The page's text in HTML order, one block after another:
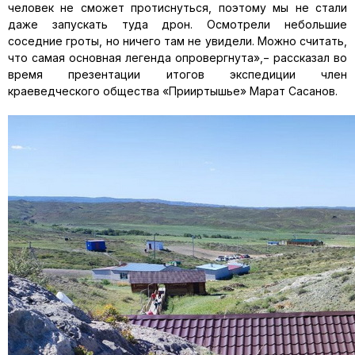
человек не сможет протиснуться, поэтому мы не стали
даже запускать туда дрон. Осмотрели небольшие
соседние гроты, но ничего там не увидели. Можно считать,
что самая основная легенда опровергнута»,− рассказал во
время презентации итогов экспедиции член
краеведческого общества «Прииртышье» Марат Сасанов.